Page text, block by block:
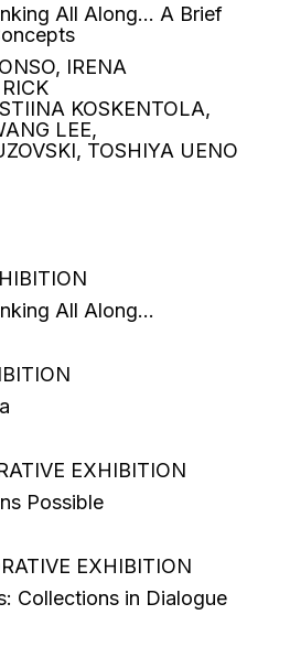
All Along… A Brief
IRENA
KOSKENTOLA,
LEE,
TOSHIYA UENO
All Along…
EXHIBITION
Possible
EXHIBITION
Collections in Dialogue